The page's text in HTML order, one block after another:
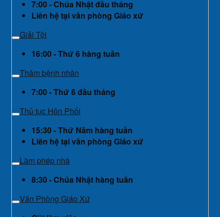
7:00 - Chúa Nhật đầu tháng
Liên hệ tại văn phòng Giáo xứ
Giải Tội
16:00 - Thứ 6 hàng tuần
Thăm bệnh nhân
7:00 - Thứ 6 đầu tháng
Thủ tục Hôn Phối
15:30 - Thứ Năm hàng tuần
Liên hệ tại văn phòng Giáo xứ
Làm phép nhà
8:30 - Chúa Nhật hàng tuần
Văn Phòng Giáo Xứ